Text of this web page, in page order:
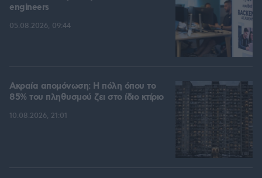
engineers
05.08.2026, 09:44
Ακραία απομόνωση: Η πόλη όπου το
85% του πληθυσμού ζει στο ίδιο κτίριο
10.08.2026, 21:01